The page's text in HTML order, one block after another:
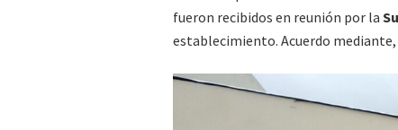
fueron recibidos en reunión por la
establecimiento. Acuerdo